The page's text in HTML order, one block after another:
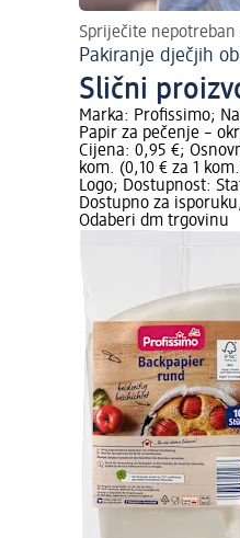
Spriječite
Pakiranje dječjih
Slični
Marka: Profissimo;
Papir za pečenje –
Cijena: 0,95 €;
kom. (0,10 € za 1
Logo; Dostupnost:
Dostupno za
Odaberi dm trgovinu